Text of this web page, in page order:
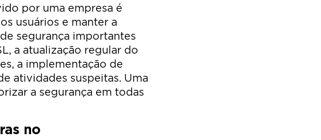
por uma empresa é
usuários e manter a
segurança importantes
a atualização regular do
a implementação de
atividades suspeitas. Uma
a segurança em todas
no